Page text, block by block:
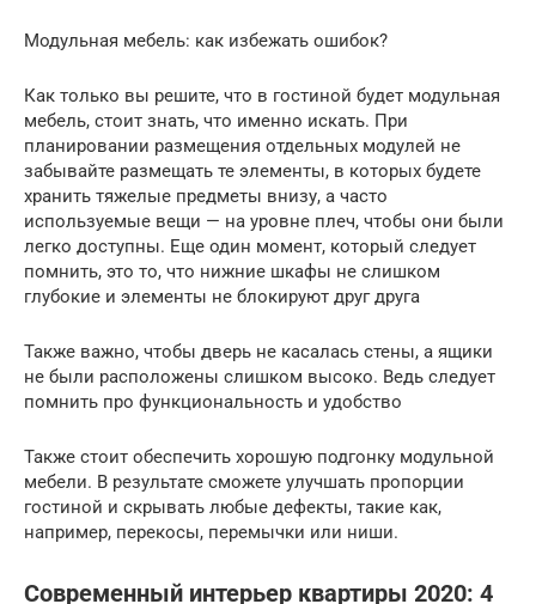
Модульная мебель: как избежать ошибок?
Как только вы решите, что в гостиной будет модульная
мебель, стоит знать, что именно искать. При
планировании размещения отдельных модулей не
забывайте размещать те элементы, в которых будете
хранить тяжелые предметы внизу, а часто
используемые вещи — на уровне плеч, чтобы они были
легко доступны. Еще один момент, который следует
помнить, это то, что нижние шкафы не слишком
глубокие и элементы не блокируют друг друга
Также важно, чтобы дверь не касалась стены, а ящики
не были расположены слишком высоко. Ведь следует
помнить про функциональность и удобство
Также стоит обеспечить хорошую подгонку модульной
мебели. В результате сможете улучшать пропорции
гостиной и скрывать любые дефекты, такие как,
например, перекосы, перемычки или ниши.
Современный интерьер квартиры 2020: 4